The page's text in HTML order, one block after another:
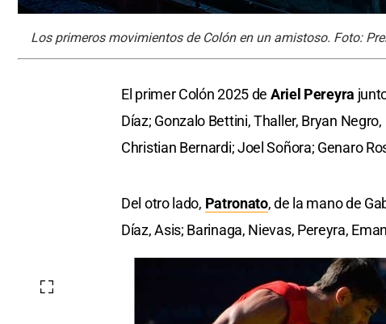
Los primeros movimientos de Colón en un amistoso. Foto:
El primer Colón 2025 de Ariel Pereyra
Díaz; Gonzalo Bettini, Thaller, Bryan
Christian Bernardi; Joel Soñora; Genaro
Del otro lado, Patronato, de la mano de
Díaz, Asis; Barinaga, Nievas, Pereyra,